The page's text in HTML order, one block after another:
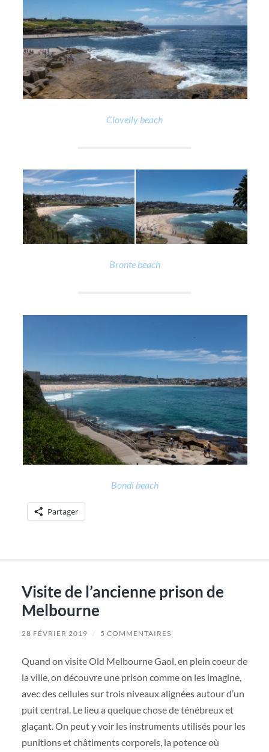
Clovelly beach
Bronte beach
Bondi beach
Partager
Visite de l’ancienne prison de
Melbourne
28 FÉVRIER 2019 / 5 COMMENTAIRES
Quand on visite Old Melbourne Gaol, en plein coeur de
la ville, on découvre une prison comme on les imagine,
avec des cellules sur trois niveaux alignées autour d’un
puit central. Le lieu a quelque chose de ténébreux et
glaçant. On peut y voir les instruments utilisés pour les
punitions et châtiments corporels, la potence où